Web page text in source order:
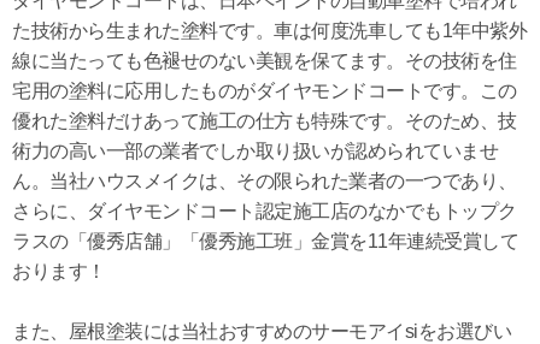
た技術から生まれた塗料です。車は何度洗車しても1年中紫外
線に当たっても色褪せのない美観を保てます。その技術を住
宅用の塗料に応用したものがダイヤモンドコートです。この
優れた塗料だけあって施工の仕方も特殊です。そのため、技
術力の高い一部の業者でしか取り扱いが認められていませ
ん。当社ハウスメイクは、その限られた業者の一つであり、
さらに、ダイヤモンドコート認定施工店のなかでもトップク
ラスの「優秀店舗」「優秀施工班」金賞を11年連続受賞して
おります！
また、屋根塗装には当社おすすめのサーモアイsiをお選びい